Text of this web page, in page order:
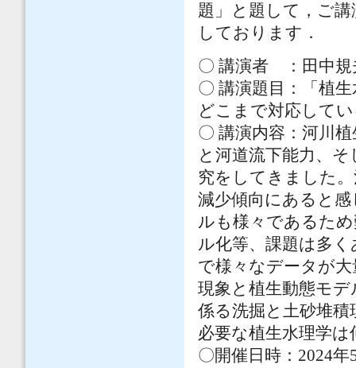
題」と題して，ご
しております．
〇 講演者 ：田中規
〇 講演題目：「植
どこまで対応して
〇 講演内容：河川
と河道流下能力、
究をしてきました
減少傾向にあると
ルも様々であるた
ル化等、課題は多
で様々なデータが
現象と植生動態モ
係る洗掘と土砂堆
必要な植生水理学
〇開催日時：2024年